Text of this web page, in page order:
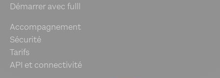
Démarrer avec fulll
Accompagnement
Sécurité
Tarifs
API et connectivité